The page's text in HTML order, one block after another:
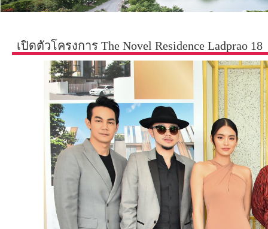
เปิดตัวโครงการ The Novel Residence Ladprao 18